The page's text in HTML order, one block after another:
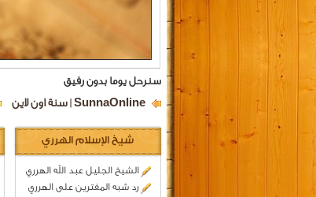
سنرحل يوما بدون رفيق
SunnaOnline | سنة اون لاين
شيخ الإسلام الهرري
الشيخ الجليل عبد الله الهرري
رد شبه المفترين على الهرري